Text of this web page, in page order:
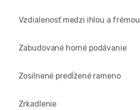
Vzdialenosť medzi ihlou a
Zabudované horné podávanie
Zosilnené predĺžené rameno
Zrkadlenie